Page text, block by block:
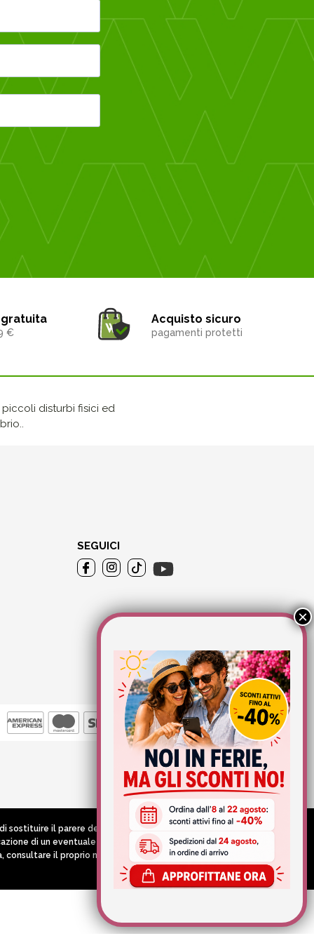
€
Acquisto sicuro
pagamenti protetti
disturbi fisici ed
SEGUICI
sostituire il parere del medico e/o specialista, di altri
di un eventuale corretto programma terapeutico
il proprio medico curante prima di assumere